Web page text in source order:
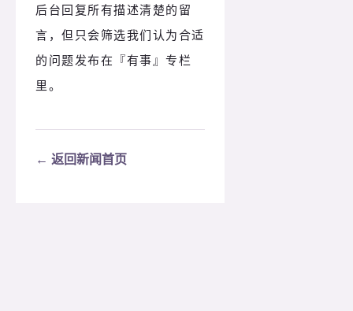
后台回复所有描述清楚的留
言，但只会筛选我们认为合适
的问题发布在 『有事』专栏
里。
← 返回新闻首页